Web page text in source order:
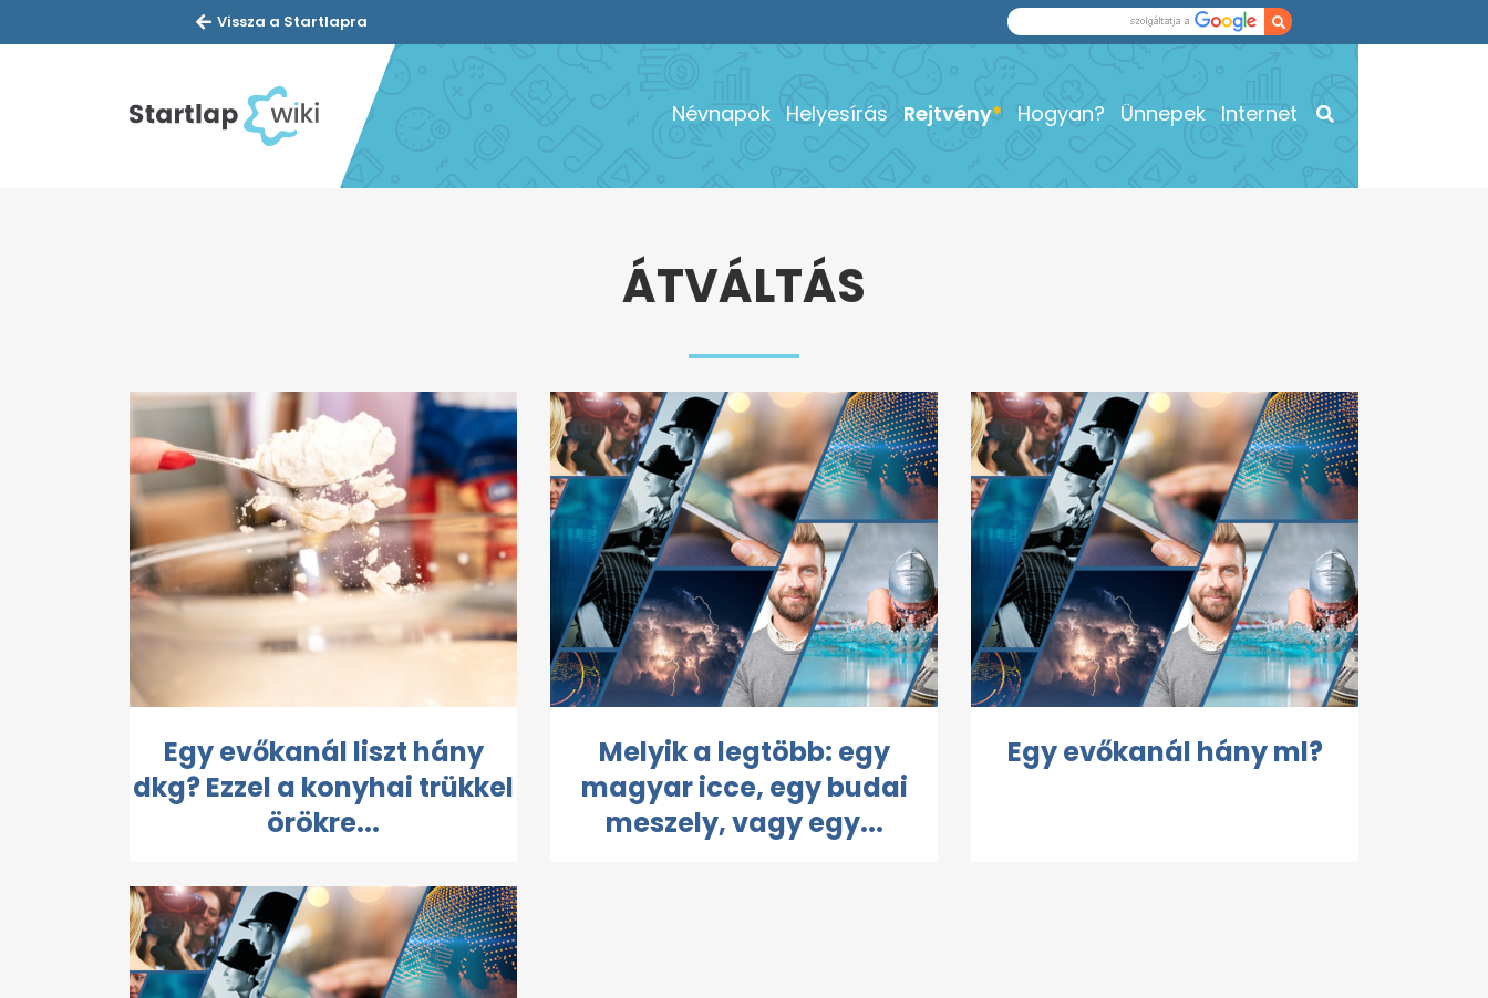
Vissza a Startlapra
Névnapok Helyesírás Rejtvény Hogyan? Ünnepek Internet
ÁTVÁLTÁS
Egy evőkanál liszt hány
dkg? Ezzel a konyhai trükkel
örökre...
Melyik a legtöbb: egy
magyar icce, egy budai
meszely, vagy egy...
Egy evőkanál hány ml?